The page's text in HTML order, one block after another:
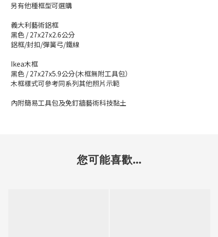
另有他種框型可選購
義大利藝術鋁框
黑色 / 27x27x2.6公分
鋁框/封扣/彈簧弓/鐵線
Ikea木框
黑色 / 27x27x5.9公分(木框無附工具包）
木框樣式可參考同系列其他照片示範
內附簡易工具包及免釘牆藝術科技黏土
您可能喜歡...